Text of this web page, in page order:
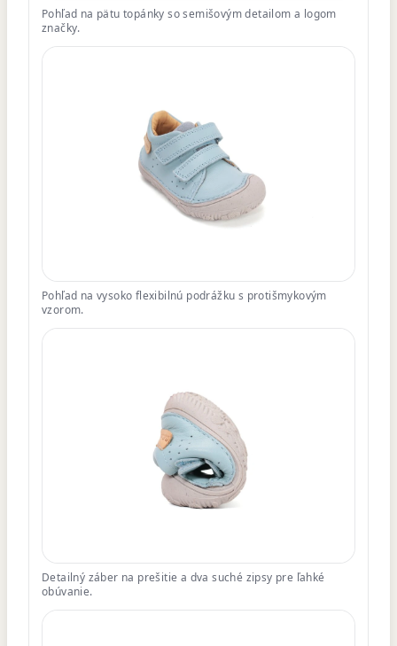
Pohľad na pätu topánky so semišovým detailom a logom
značky.
Pohľad na vysoko flexibilnú podrážku s protišmykovým
vzorom.
Detailný záber na prešitie a dva suché zipsy pre ľahké
obúvanie.